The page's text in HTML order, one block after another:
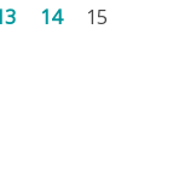
14
15